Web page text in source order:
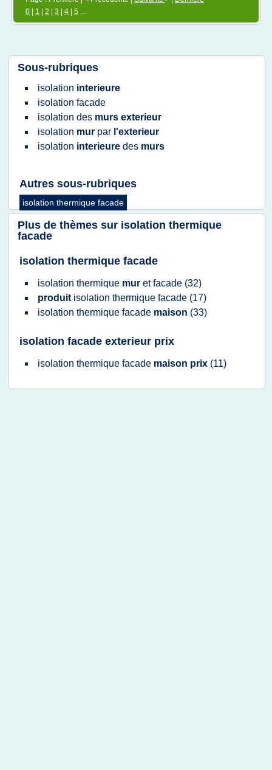
0
1 2 3 4 5 ...
Sous-rubriques
isolation interieure
isolation facade
isolation des murs exterieur
isolation mur par l'exterieur
isolation interieure des murs
Autres sous-rubriques
isolation thermique facade
Plus de thèmes sur isolation thermique
facade
isolation thermique facade
isolation thermique mur etfacade (32)
produit isolation thermique facade (17)
isolation thermique facade maison (33)
isolation facade exterieur prix
isolation thermique facade maison prix (11)